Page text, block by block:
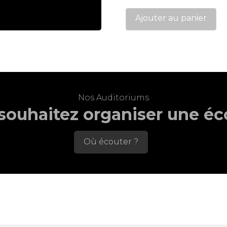
Tim
Revolution
Ajouter au panier
Nos Auditoriums
organiser une
Où écouter ?